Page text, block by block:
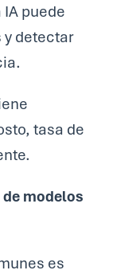
puede
y detectar
tasa de
modelos
es